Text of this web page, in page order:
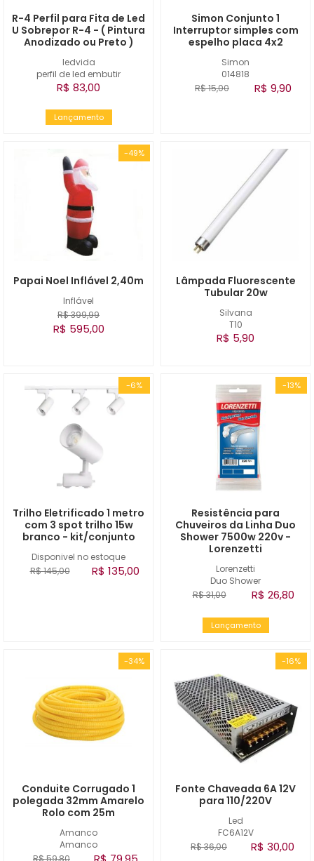
ledvida
perfil de led embutir
R-4 Perfil para Fita de Led
U Sobrepor R-4 - ( Pintura
Anodizado ou Preto )
R$ 83,00
Lançamento
Simon
014818
Simon Conjunto 1
Interruptor simples com
espelho placa 4x2
R$ 15,00 R$ 9,90
-49%
Inflável
Papai Noel Inflável 2,40m
R$ 399,99
R$ 595,00
Silvana
T10
Lâmpada Fluorescente
Tubular 20w
R$ 5,90
-6%
Disponivel no estoque
Trilho Eletrificado 1 metro
com 3 spot trilho 15w
branco - kit/conjunto
R$ 145,00 R$ 135,00
-13%
Lorenzetti
Duo Shower
Resistência para
Chuveiros da Linha Duo
Shower 7500w 220v -
Lorenzetti
R$ 31,00 R$ 26,80
Lançamento
-34%
Amanco
Amanco
Conduite Corrugado 1
polegada 32mm Amarelo
Rolo com 25m
R$ 59,80
-16%
Led
FC6A12V
Fonte Chaveada 6A 12V
para 110/220V
R$ 36,00 R$ 30,00